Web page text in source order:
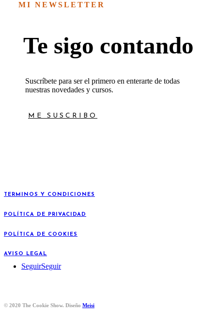
MI NEWSLETTER
Te sigo contando
Suscríbete para ser el primero en enterarte de todas
nuestras novedades y cursos.
ME SUSCRIBO
TERMINOS Y CONDICIONES
POLÍTICA DE PRIVACIDAD
POLÍTICA DE COOKIES
AVISO LEGAL
SeguirSeguir
© 2020 The Cookie Show. Diseño Meisi